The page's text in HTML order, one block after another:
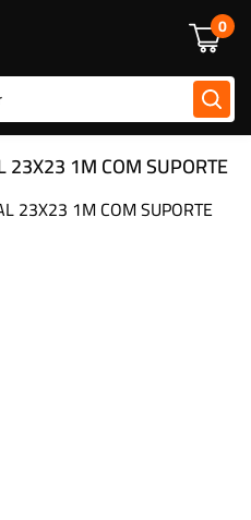
0
23X23 1M COM SUPORTE